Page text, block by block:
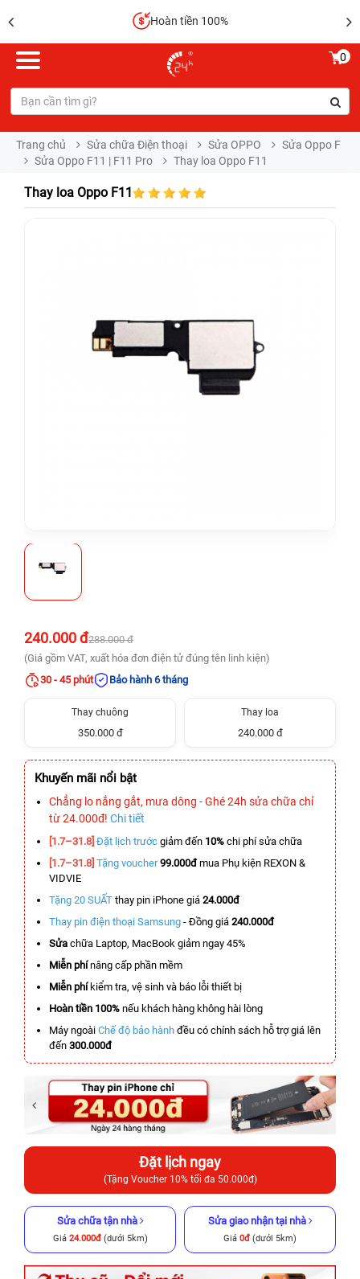
Hoàn tiền 100%
0
Trang chủ Sửa chữa Điện thoại Sửa OPPO
Sửa Oppo F
Sửa Oppo F11 | F11 Pro
Thay loa Oppo F11
Thay loa Oppo F11
240.000 đ288.000 đ
(Giá gồm VAT, xuất hóa đơn điện tử đúng tên linh kiện)
30 - 45 phút
Bảo hành 6 tháng
Thay chuông
350.000 đ
Thay loa
240.000 đ
Khuyến mãi nổi bật
Chẳng lo nắng gắt, mưa dông - Ghé 24h sửa chữa chỉ
từ 24.000đ! Chi tiết
[1.7–31.8] Đặt lịch trước giảm đến 10% chi phí sửa chữa
[1.7–31.8] Tặng voucher 99.000đmua Phụ kiện REXON &
VIDVIE
Tặng 20 SUẤT thay pin iPhone giá 24.000đ
Thay pin điện thoại Samsung - Đồng giá 240.000đ
Sửa chữa Laptop, MacBook giảm ngay 45%
Miễn phínâng cấp phần mềm
Miễn phíkiểm tra, vệ sinh và báo lỗi thiết bị
Hoàn tiền 100% nếu khách hàng không hài lòng
Máy ngoài Chế độ bảo hành đều có chính sách hỗ trợ giá lên
đến 300.000đ
Đặt lịch ngay
(Tặng Voucher 10% tối đa 50.000đ)
Sửa chữa tận nhà
Giá 24.000đ(dưới 5km)
Sửa giao nhận tại nhà
Giá 0đ (dưới 5km)